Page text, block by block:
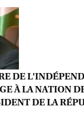
DE
À LA NATION
DE LA